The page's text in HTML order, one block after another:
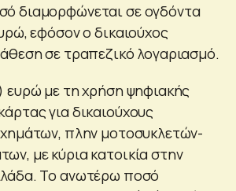
διαμορφώνεται σε ογδόντα
εφόσον ο δικαιούχος
σε τραπεζικό λογαριασμό.
ευρώ με τη χρήση ψηφιακής
για δικαιούχους
πλην μοτοσυκλετών-
με κύρια κατοικία στην
Το ανωτέρω ποσό